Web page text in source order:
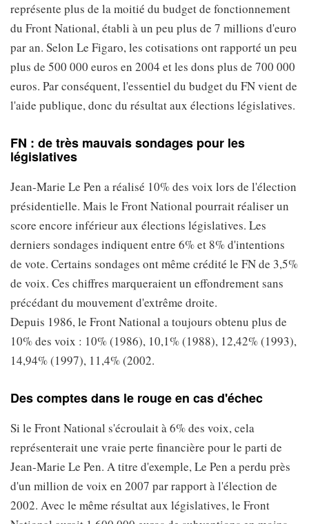
représente plus de la moitié du budget de fonctionnement
du Front National, établi à un peu plus de 7 millions d'euro
par an. Selon Le Figaro, les cotisations ont rapporté un peu
plus de 500 000 euros en 2004 et les dons plus de 700 000
euros. Par conséquent, l'essentiel du budget du FN vient de
l'aide publique, donc du résultat aux élections législatives.
FN : de très mauvais sondages pour les
législatives
Jean-Marie Le Pen a réalisé 10% des voix lors de l'élection
présidentielle. Mais le Front National pourrait réaliser un
score encore inférieur aux élections législatives. Les
derniers sondages indiquent entre 6% et 8% d'intentions
de vote. Certains sondages ont même crédité le FN de 3,5%
de voix. Ces chiffres marqueraient un effondrement sans
précédant du mouvement d'extrême droite.
Depuis 1986, le Front National a toujours obtenu plus de
10% des voix : 10% (1986), 10,1% (1988), 12,42% (1993),
14,94% (1997), 11,4% (2002.
Des comptes dans le rouge en cas d'échec
Si le Front National s'écroulait à 6% des voix, cela
représenterait une vraie perte financière pour le parti de
Jean-Marie Le Pen. A titre d'exemple, Le Pen a perdu près
d'un million de voix en 2007 par rapport à l'élection de
2002. Avec le même résultat aux législatives, le Front